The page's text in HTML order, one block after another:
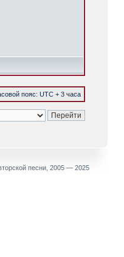
пояс: UTC + 3 часа
песни, 2005 — 2025